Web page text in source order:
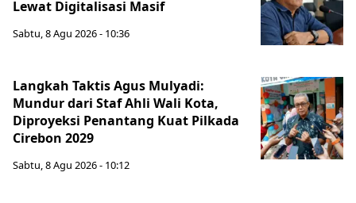
Lewat Digitalisasi Masif
Sabtu, 8 Agu 2026 - 10:36
Langkah Taktis Agus Mulyadi:
Mundur dari Staf Ahli Wali Kota,
Diproyeksi Penantang Kuat Pilkada
Cirebon 2029
Sabtu, 8 Agu 2026 - 10:12